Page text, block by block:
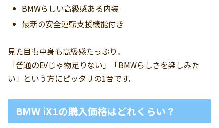
BMWらしい高級感ある内装
最新の安全運転支援機能付き
見た目も中身も高級感たっぷり。
「普通のEVじゃ物足りない」「BMWらしさを楽しみた
い」という方にピッタリの1台です。
BMW iX1の購入価格はどれくらい？